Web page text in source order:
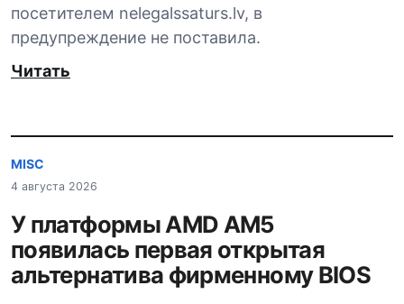
посетителем nelegalssaturs.lv, в
предупреждение не поставила.
Читать
MISC
4 августа 2026
У платформы AMD AM5
появилась первая открытая
альтернатива фирменному BIOS